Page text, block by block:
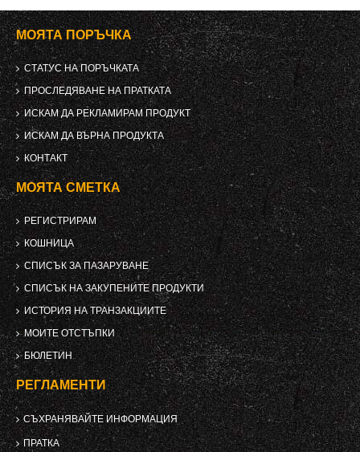
МОЯТА ПОРЪЧКА
СТАТУС НА ПОРЪЧКАТА
ПРОСЛЕДЯВАНЕ НА ПРАТКАТА
ИСКАМ ДА РЕКЛАМИРАМ ПРОДУКТ
ИСКАМ ДА ВЪРНА ПРОДУКТА
КОНТАКТ
МОЯТА СМЕТКА
РЕГИСТРИРАМ
КОШНИЦА
СПИСЪК ЗА ПАЗАРУВАНЕ
СПИСЪК НА ЗАКУПЕНИТЕ ПРОДУКТИ
ИСТОРИЯ НА ТРАНЗАКЦИИТЕ
МОИТЕ ОТСТЪПКИ
БЮЛЕТИН
РЕГЛАМЕНТИ
СЪХРАНЯВАЙТЕ ИНФОРМАЦИЯ
ПРАТКА